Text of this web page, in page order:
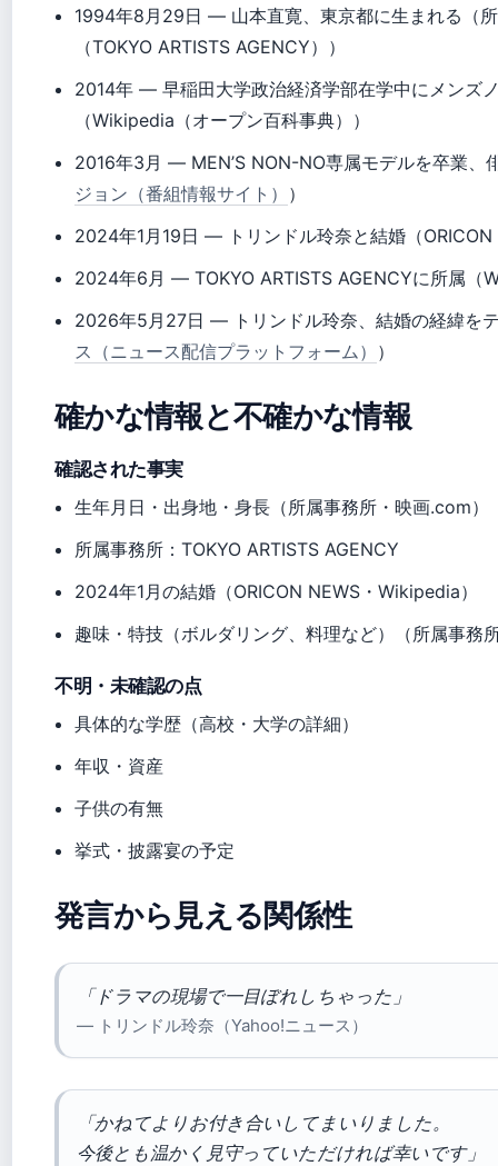
1994年8月29日 — 山本直寛、東京都に生まれる（
（TOKYO ARTISTS AGENCY））
2014年 — 早稲田大学政治経済学部在学中にメンズ
（Wikipedia（オープン百科事典））
2016年3月 — MEN’S NON-NO専属モデルを卒業、
ジョン（番組情報サイト） ）
2024年1月19日 — トリンドル玲奈と結婚（
2024年6月 — TOKYO ARTISTS AGENCYに所属（
2026年5月27日 — トリンドル玲奈、結婚の経緯を
ス（ニュース配信プラットフォーム） ）
確かな情報と不確かな情報
確認された事実
生年月日・出身地・身長（所属事務所・映画.com）
所属事務所：TOKYO ARTISTS AGENCY
2024年1月の結婚（ORICON NEWS・Wikipedia）
趣味・特技（ボルダリング、料理など）（所属事務
不明・未確認の点
具体的な学歴（高校・大学の詳細）
年収・資産
子供の有無
挙式・披露宴の予定
発言から見える関係性
「ドラマの現場で一目ぼれしちゃった」
— トリンドル玲奈（Yahoo!ニュース）
「かねてよりお付き合いしてまいりました。
今後とも温かく見守っていただければ幸いです」